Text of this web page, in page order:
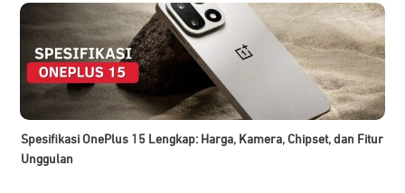
Spesifikasi OnePlus 15 Lengkap: Harga, Kamera, Chipset, dan Fitur
Unggulan